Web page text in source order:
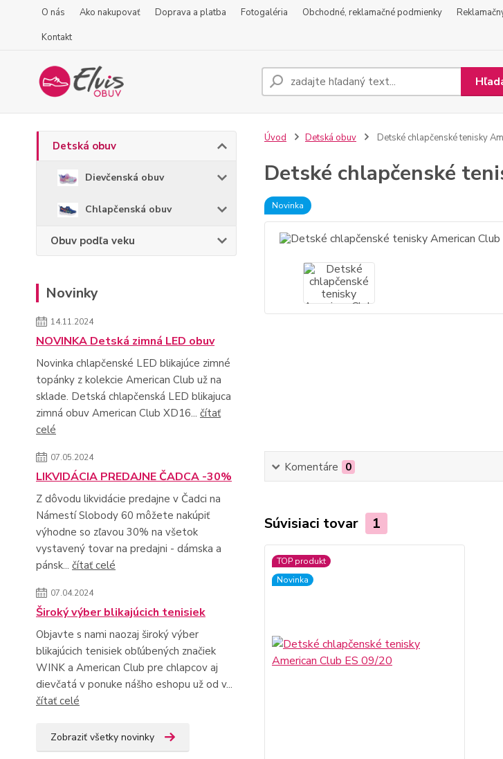
O nás Ako nakupovať Doprava a platba Fotogaléria Obchodné, reklamačné podmienky
Kontakt
Detská obuv
Dievčenská obuv
Chlapčenská obuv
Obuv podľa veku
Novinky
14.11.2024
NOVINKA Detská zimná LED obuv
Novinka chlapčenské LED blikajúce zimné
topánky z kolekcie American Club už na
sklade. Detská chlapčenská LED blikajuca
zimná obuv American Club XD16... čítať
celé
07.05.2024
LIKVIDÁCIA PREDAJNE ČADCA -30%
Z dôvodu likvidácie predajne v Čadci na
Námestí Slobody 60 môžete nakúpiť
výhodne so zľavou 30% na všetok
vystavený tovar na predajni - dámska a
pánsk... čítať celé
07.04.2024
Široký výber blikajúcich tenisiek
Objavte s nami naozaj široký výber
blikajúcich tenisiek obľúbených značiek
WINK a American Club pre chlapcov aj
dievčatá v ponuke nášho eshopu už od v...
čítať celé
Zobraziť všetky novinky
Úvod Detská obuv Detské chlapčenské tenisky
Detské chlapčenské
Novinka
Komentáre 0
Súvisiaci tovar 1
TOP produkt
Novinka